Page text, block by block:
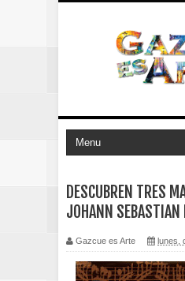
DESCUBREN TRES
JOHANN SEBASTIAN
Gazcue es Arte lunes,